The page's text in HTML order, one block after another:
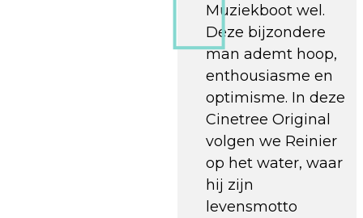
Muziekboot wel.
Deze bijzondere
man ademt hoop,
enthousiasme en
optimisme. In deze
Cinetree Original
volgen we Reinier
op het water, waar
hij zijn
levensmotto